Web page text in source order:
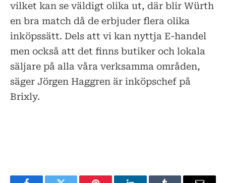
vilket kan se väldigt olika ut, där blir Würth
en bra match då de erbjuder flera olika
inköpssätt. Dels att vi kan nyttja E-handel
men också att det finns butiker och lokala
säljare på alla våra verksamma områden,
säger Jörgen Haggren är inköpschef på
Brixly.